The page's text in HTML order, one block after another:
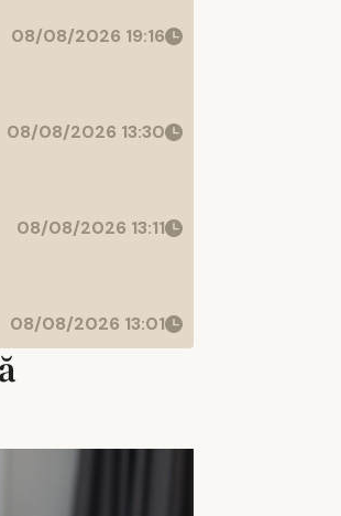
08/08/2026 19:16
08/08/2026 13:30
08/08/2026 13:11
08/08/2026 13:01